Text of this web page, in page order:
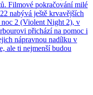
Filmové pokračování milé
nabývá ještě krvavějších
noc 2 (Violent Night 2), v
přichází na pomoc i
nápravnou nadílku v
ale ti nejmenší budou